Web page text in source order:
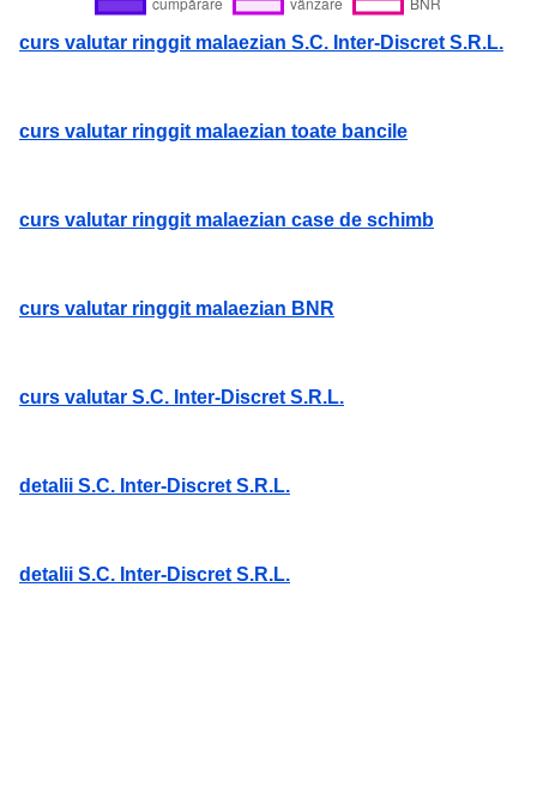
curs valutar ringgit malaezian S.C. Inter-Discret S.R.L.
curs valutar ringgit malaezian toate bancile
curs valutar ringgit malaezian case de schimb
curs valutar ringgit malaezian BNR
curs valutar S.C. Inter-Discret S.R.L.
detalii S.C. Inter-Discret S.R.L.
detalii S.C. Inter-Discret S.R.L.